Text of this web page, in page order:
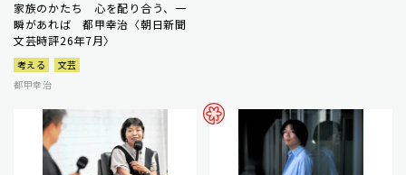
家族のかたち 心を配り合う、一
瞬があれば 都甲幸治〈朝日新聞
文芸時評26年7月〉
考える
文芸
都甲幸治